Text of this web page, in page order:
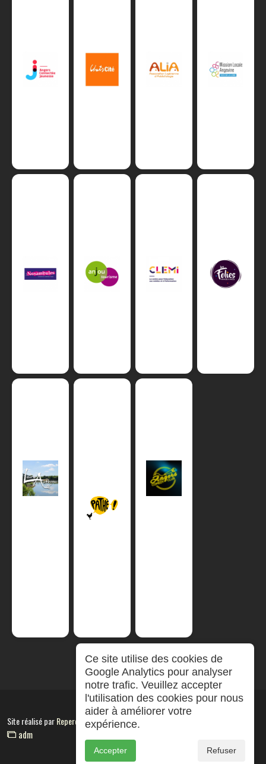
Site réalisé parRepereCom
adm
Ce site utilise des cookies de
Google Analytics pour analyser
notre trafic. Veuillez accepter
l'utilisation des cookies pour nous
aider à améliorer votre
expérience.
Accepter Refuser